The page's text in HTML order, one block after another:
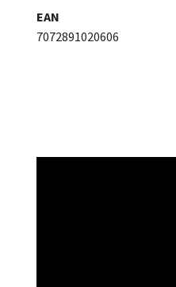
EAN
7072891020606